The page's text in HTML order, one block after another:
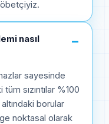
nasıl
−
sayesinde
sızıntılar %100
borular
noktasal olarak